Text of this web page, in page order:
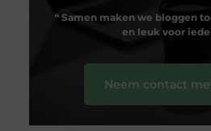
❝ Samen maken we bloggen
en leuk voor
Neem contact